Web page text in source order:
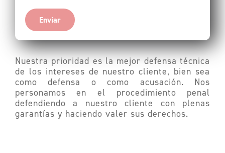
Enviar
Nuestra prioridad es la mejor defensa técnica
de los intereses de nuestro cliente, bien sea
como defensa o como acusación. Nos
personamos en el procedimiento penal
defendiendo a nuestro cliente con plenas
garantías y haciendo valer sus derechos.